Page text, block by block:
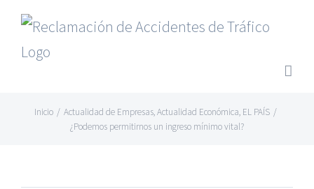
Saltar
contenido
Inicio / Actualidad de Empresas,Actualidad Económica, EL PAÍS /
¿Podemos permitirnos un ingreso mínimo vital?